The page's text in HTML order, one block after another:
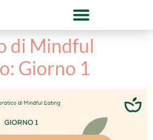
di Mindful
Giorno 1